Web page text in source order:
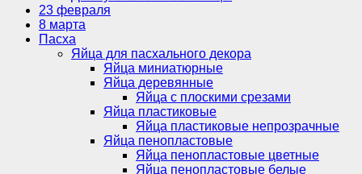
23 февраля
8 марта
Пасха
Яйца для пасхального декора
Яйца миниатюрные
Яйца деревянные
Яйца с плоскими срезами
Яйца пластиковые
Яйца пластиковые непрозрачные
Яйца пенопластовые
Яйца пенопластовые цветные
Яйца пенопластовые белые